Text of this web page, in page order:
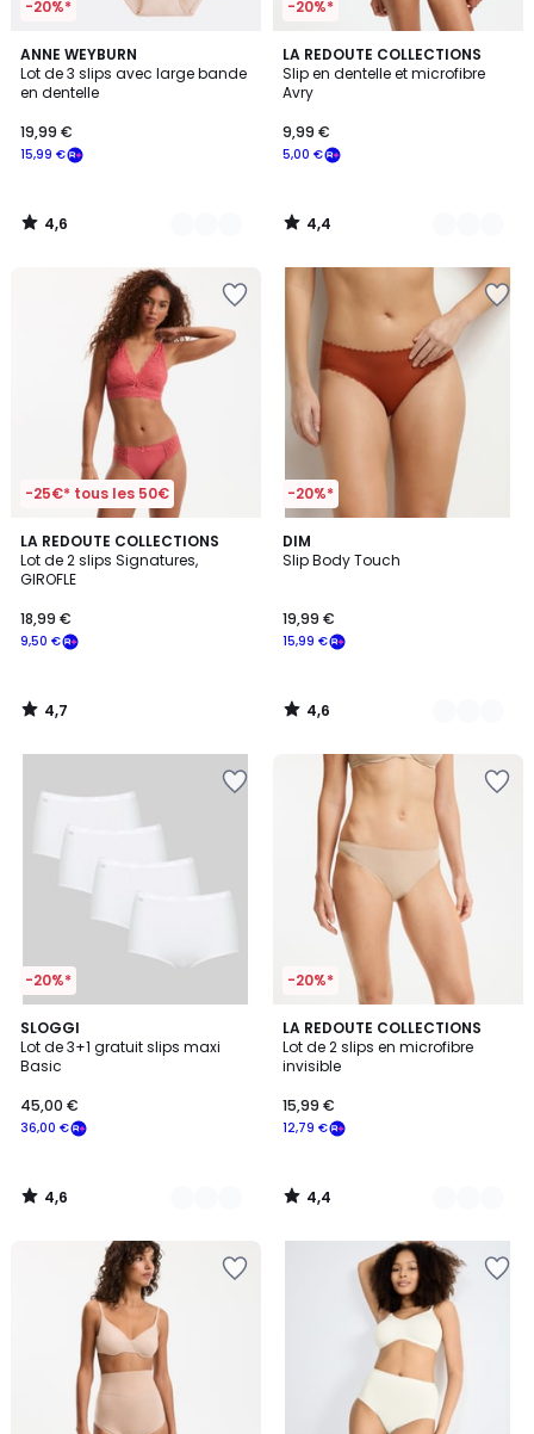
-20%*
ANNE WEYBURN
Lot de 3 slips avec large bande
en dentelle
15,99 €
19,99 €
4,6
/ 5
2
Couleurs
4,6
/
-20%*
LA REDOUTE COLLECTIONS
Slip en dentelle et microfibre
Avry
5,00 €
9,99 €
4,4
/ 5
3
Couleurs
4,4
/
-25€* tous les 50€
LA REDOUTE COLLECTIONS
Lot de 2 slips Signatures,
GIROFLE
9,50 €
18,99 €
4,7
/ 5
4,7
/
-20%*
DIM
Slip Body Touch
15,99 €
19,99 €
4,6
/ 5
3
Couleurs
4,6
/
-20%*
SLOGGI
Lot de 3+1 gratuit slips maxi
Basic
36,00 €
45,00 €
4,6
/ 5
4
Couleurs
4,6
/
-20%*
LA REDOUTE COLLECTIONS
Lot de 2 slips en microfibre
invisible
12,79 €
15,99 €
4,4
/ 5
2
Couleurs
4,4
/